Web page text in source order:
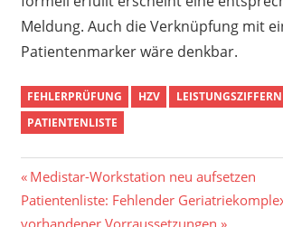
Meldung. Auch die Verknüpfung mit
Patientenmarker wäre denkbar.
FEHLERPRÜFUNG HZV
LEISTUNGSZIFFERN
PATIENTENLISTE
Beitrags-
Navigation
Vorheriger
Beitrag:
Medistar-Workstation neu aufsetzen
Nächster
Beitrag:
Patientenliste: Fehlender